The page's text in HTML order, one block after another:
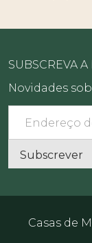
SUBSCREVA
Novidades
Subscrever
Casas de